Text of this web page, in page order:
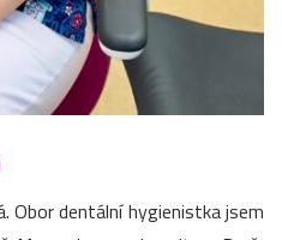
Obor dentální hygienistka jsem